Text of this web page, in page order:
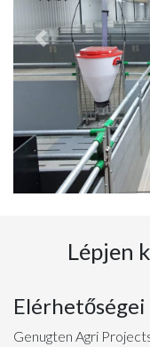
Previous
Lépjen
Elérhetőségei
Genugten Agri